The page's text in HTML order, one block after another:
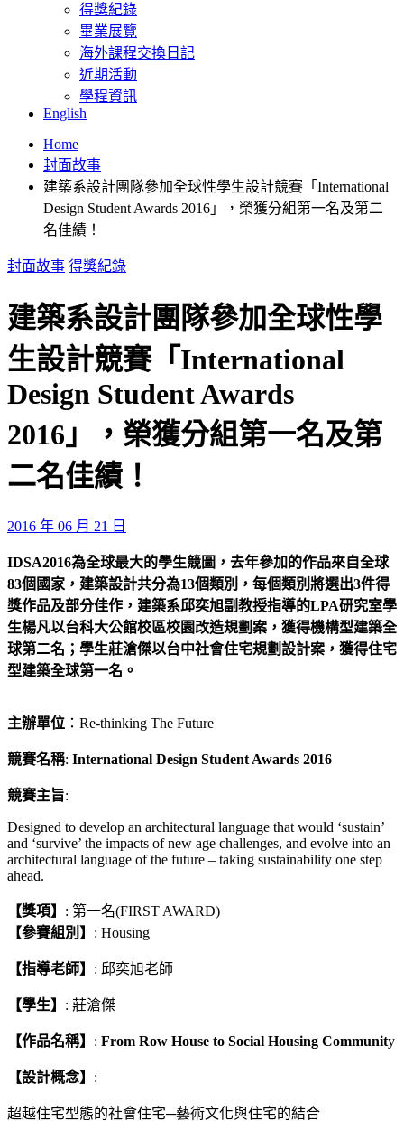
得獎紀錄
畢業展覽
海外課程交換日記
近期活動
學程資訊
English
Home
封面故事
建築系設計團隊參加全球性學生設計競賽「International
Design Student Awards 2016」，榮獲分組第一名及第二
名佳績！
封面故事 得獎紀錄
建築系設計團隊參加全球性學
生設計競賽「International
Design Student Awards
2016」，榮獲分組第一名及第
二名佳績！
2016 年 06 月 21 日
IDSA2016為全球最大的學生競圖，去年參加的作品來自全球
83個國家，建築設計共分為13個類別，每個類別將選出3件得
獎作品及部分佳作，建築系邱奕旭副教授指導的LPA研究室學
生楊凡以台科大公館校區校園改造規劃案，獲得機構型建築全
球第二名；學生莊滄傑以台中社會住宅規劃設計案，獲得住宅
型建築全球第一名。
主辦單位 ：Re-thinking The Future
競賽名稱: International Design Student Awards 2016
競賽主旨:
Designed to develop an architectural language that would ‘sustain’
and ‘survive’ the impacts of new age challenges, and evolve into an
architectural language of the future – taking sustainability one step
ahead.
【獎項】 : 第一名(FIRST AWARD)
【參賽組別】 : Housing
【指導老師】 : 邱奕旭老師
【學生】 : 莊滄傑
【作品名稱】 : From Row House to Social Housing Community
【設計概念】 :
超越住宅型態的社會住宅─藝術文化與住宅的結合